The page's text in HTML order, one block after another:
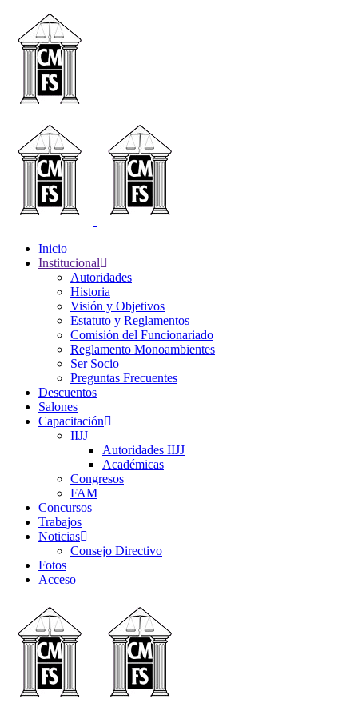
Inicio
Institucional
Autoridades
Historia
Visión y Objetivos
Estatuto y Reglamentos
Comisión del Funcionariado
Reglamento Monoambientes
Ser Socio
Preguntas Frecuentes
Descuentos
Salones
Capacitación
IIJJ
Autoridades IIJJ
Académicas
Congresos
FAM
Concursos
Trabajos
Noticias
Consejo Directivo
Fotos
Acceso